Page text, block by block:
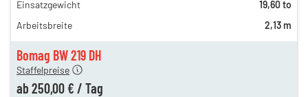
Bomag BW 219 DH
360,00 €
300,00 €
Staffelpreise
ab 250,00 € / Tag
12,00 €
Einsatzgewicht
19,60 to
Arbeitsbreite
2,13 m